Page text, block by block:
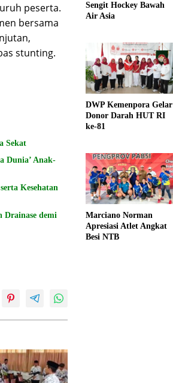
peserta.
bersama
stunting.
Sekat
Dunia’ Anak-
Kesehatan
Drainase demi
Sengit Hockey Bawah
Air Asia
DWP Kemenpora Gelar
Donor Darah HUT RI
ke-81
Marciano Norman
Apresiasi Atlet Angkat
Besi NTB